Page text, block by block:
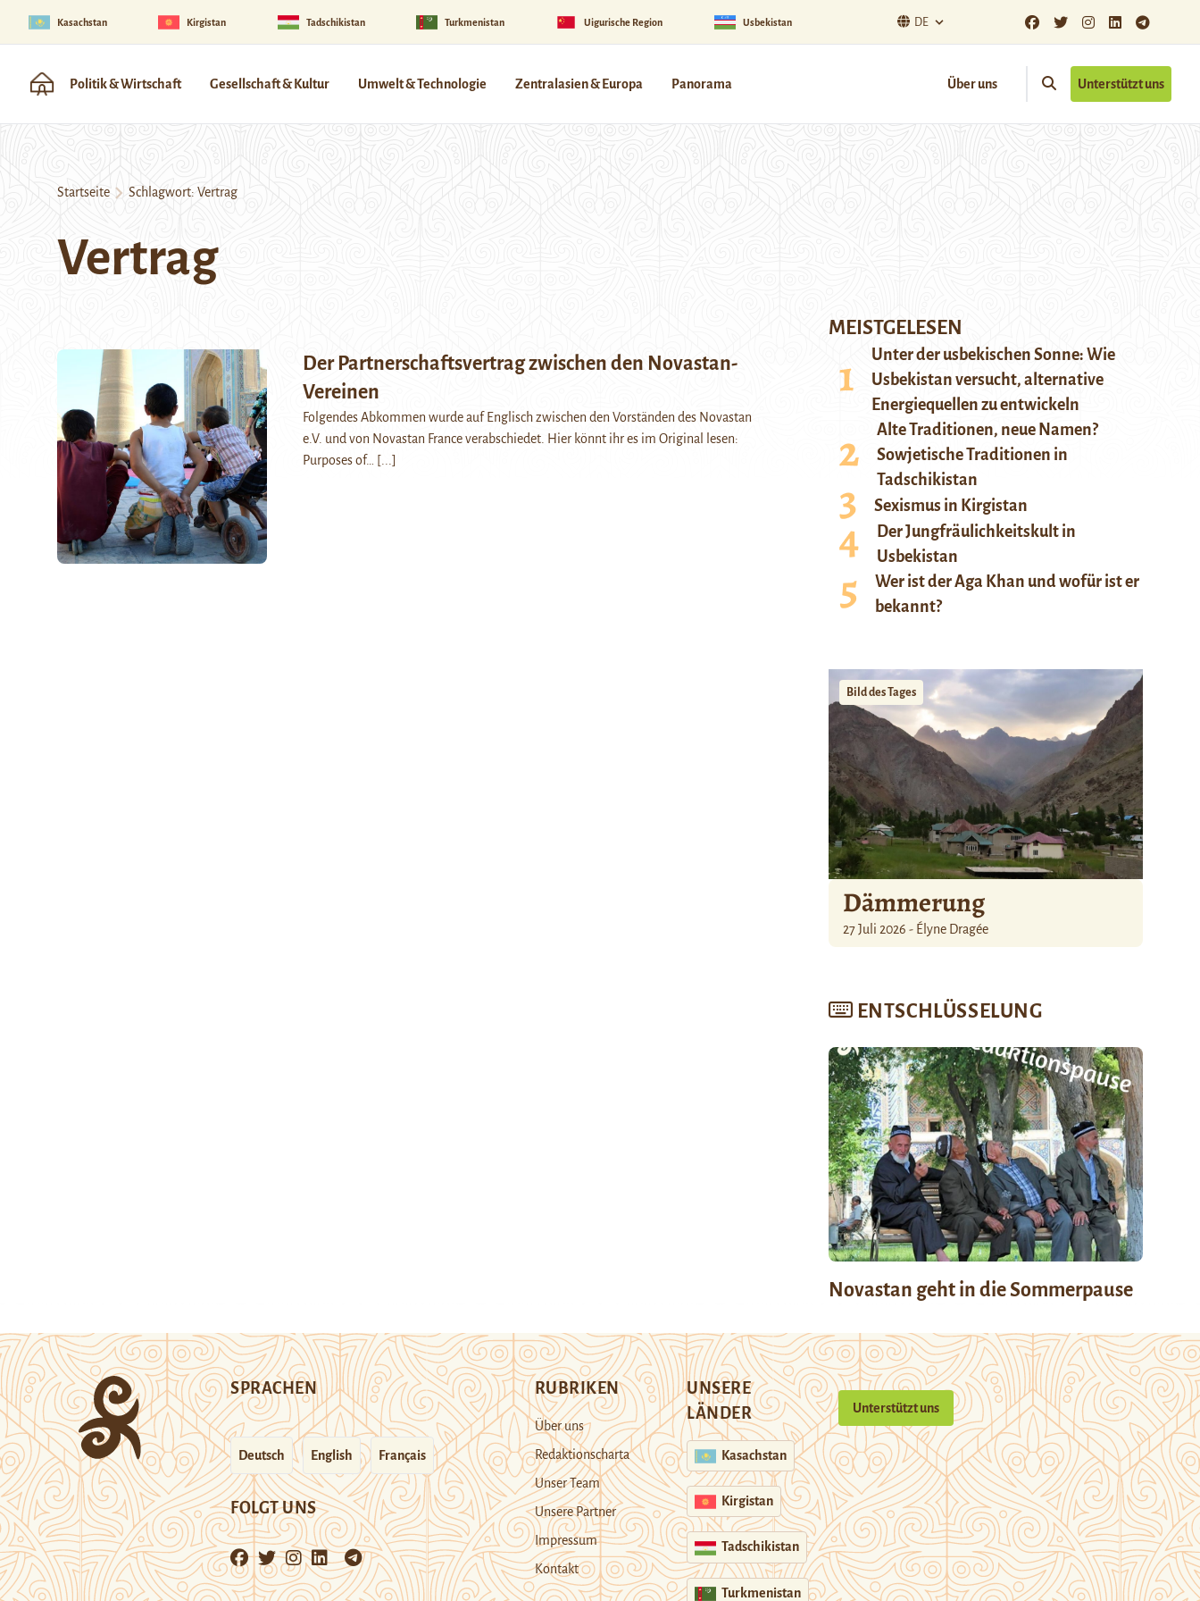
Kasachstan Kirgistan Tadschikistan Turkmenistan Uigurische Region Usbekistan DE
Politik & Wirtschaft Gesellschaft & Kultur Umwelt & Technologie Zentralasien & Europa Panorama Über uns Unterstützt uns
Startseite Schlagwort: Vertrag
Vertrag
Der Partnerschaftsvertrag zwischen den Novastan-
Vereinen
Folgendes Abkommen wurde auf Englisch zwischen den Vorständen des Novastan
e.V. und von Novastan France verabschiedet. Hier könnt ihr es im Original lesen:
Purposes of…
[...]
MEISTGELESEN
Unter der usbekischen Sonne: Wie
Usbekistan versucht, alternative
Energiequellen zu entwickeln
Alte Traditionen, neue Namen?
Sowjetische Traditionen in
Tadschikistan
Sexismus in Kirgistan
Der Jungfräulichkeitskult in
Usbekistan
Wer ist der Aga Khan und wofür ist er
bekannt?
Bild des Tages
Dämmerung
27 Juli 2026 - Élyne Dragée
ENTSCHLÜSSELUNG
Novastan geht in die Sommerpause
SPRACHEN
Deutsch English Français
FOLGT UNS
RUBRIKEN
Über uns
Redaktionscharta
Unser Team
Unsere Partner
Impressum
Kontakt
UNSERE
LÄNDER
Kasachstan
Kirgistan
Tadschikistan
Turkmenistan
Unterstützt uns